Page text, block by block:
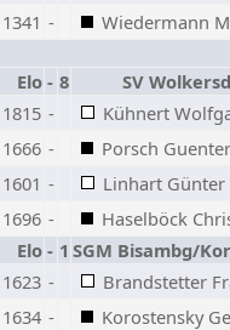
1341 -
Wiedermann
Elo - 8
SV
1815 -
Kühnert
1666 -
Porsch Guenter
1601 -
Linhart Günter
1696 -
Haselböck
Elo - 1 SGM Bisambg/
1623 -
Brandstetter
1634 -
Korostensky